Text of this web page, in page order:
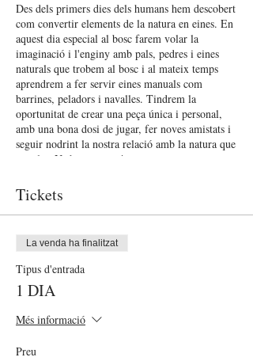
Des dels primers dies dels humans hem descobert
com convertir elements de la natura en eines. En
aquest dia especial al bosc farem volar la
imaginació i l'enginy amb pals, pedres i eines
naturals que trobem al bosc i al mateix temps
aprendrem a fer servir eines manuals com
barrines, peladors i navalles. Tindrem la
oportunitat de crear una peça única i personal,
amb una bona dosi de jugar, fer noves amistats i
seguir nodrint la nostra relació amb la natura que
envolta. Us ho esperem!
Aquesta activitat té l'objectiu de descobrir
habilitats pràctiques, nodrir la nostra creativitat,
connectar amb nosaltres i el nostre entorn.
Aquest dia és per a infants sols, però animem a
les famílies que vulguin compartir l'experiència
abans d'acabar el dia entre 13:00-13:30 esteu
benvinguts i benvingudes!
Tickets
La venda ha finalitzat
Tipus d'entrada
1 DIA
Més informació
Preu